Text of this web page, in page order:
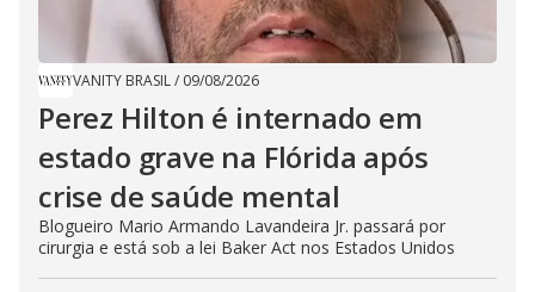
VANITY BRASIL/ 09/08/2026
Perez Hilton é internado em
estado grave na Flórida após
crise de saúde mental
Blogueiro Mario Armando Lavandeira Jr. passará por
cirurgia e está sob a lei Baker Act nos Estados Unidos